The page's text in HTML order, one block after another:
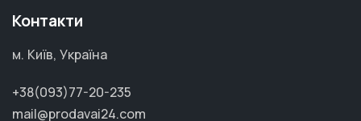
Контакти
м. Київ, Україна
+38(093)77-20-235
mail@prodavai24.com